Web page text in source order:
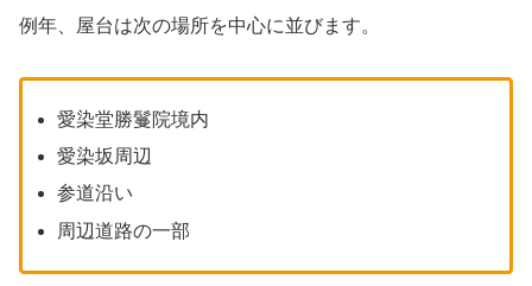
例年、屋台は次の場所を中心に並びます。
愛染堂勝鬘院境内
愛染坂周辺
参道沿い
周辺道路の一部